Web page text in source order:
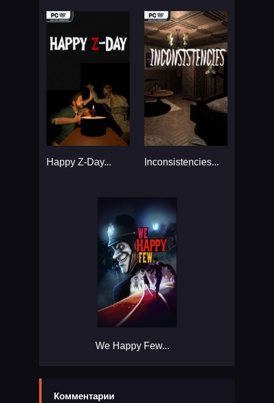
Happy Z-Day... Inconsistencies...
We Happy Few...
Комментарии